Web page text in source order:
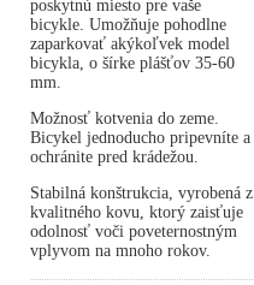
poskytnú miesto pre vaše
bicykle. Umožňuje pohodlne
zaparkovať akýkoľvek model
bicykla, o šírke plášťov 35-60
mm.
Možnosť kotvenia do zeme.
Bicykel jednoducho pripevníte a
ochránite pred krádežou.
Stabilná konštrukcia, vyrobená z
kvalitného kovu, ktorý zaisťuje
odolnosť voči poveternostným
vplyvom na mnoho rokov.